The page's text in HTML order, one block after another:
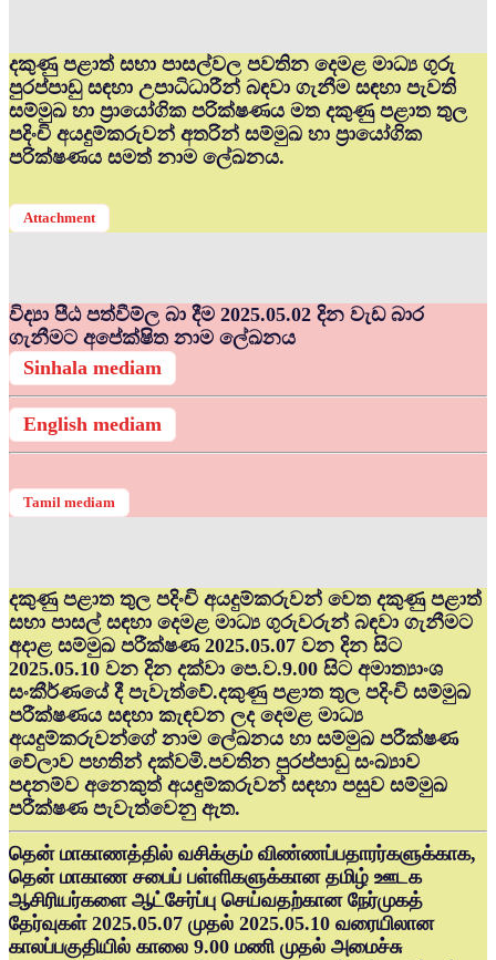
දකුණු පළාත් සභා පාසල්වල පවතින දෙමළ මාධ්‍ය ගුරු
පුරප්පාඩු සඳහා උපාධිධාරීන් බඳවා ගැනීම සඳහා පැවති
සම්මුඛ හා ප්‍රායෝගික පරික්ෂණය මත දකුණු පළාත තුල
පදිංචි අයදුම්කරුවන් අතරින් සම්මුඛ හා ප්‍රායෝගික
පරික්ෂණය සමත් නාම ලේඛනය.
Attachment
විද්‍යා පීඨ පත්වීම්ල බා දීම 2025.05.02 දින වැඩ බාර
ගැනීමට අපේක්ෂිත නාම ලේඛනය
Sinhala mediam
English mediam
Tamil mediam
දකුණු පළාත තුල පදිංචි අයදුම්කරුවන් වෙත දකුණු පළාත්
සභා පාසල් සඳහා දෙමළ මාධ්‍ය ගුරුවරුන් බඳවා ගැනීමට
අදාළ සම්මුඛ පරීක්ෂණ 2025.05.07 වන දින සිට
2025.05.10 වන දින දක්වා පෙ.ව.9.00 සිට අමාත්‍යාංශ
සංකීර්ණයේ දී පැවැත්වේ.දකුණු පළාත තුල පදිංචි සම්මුඛ
පරීක්ෂණය සඳහා කැඳවන ලද දෙමළ මාධ්‍ය
අයදුම්කරුවන්ගේ නාම ලේඛනය හා සම්මුඛ පරීක්ෂණ
වේලාව පහතින් දක්වමි.පවතින පුරප්පාඩු සංඛ්‍යාව
පදනම්ව අනෙකුත් අයඳුම්කරුවන් සඳහා පසුව සම්මුඛ
පරීක්ෂණ පැවැත්වෙනු ඇත.
தென் மாகாணத்தில் வசிக்கும் விண்ணப்பதாரர்களுக்காக,
தென் மாகாண சபைப் பள்ளிகளுக்கான தமிழ் ஊடக
ஆசிரியர்களை ஆட்சேர்ப்பு செய்வதற்கான நேர்முகத்
தேர்வுகள் 2025.05.07 முதல் 2025.05.10 வரையிலான
காலப்பகுதியில் காலை 9.00 மணி முதல் அமைச்சு